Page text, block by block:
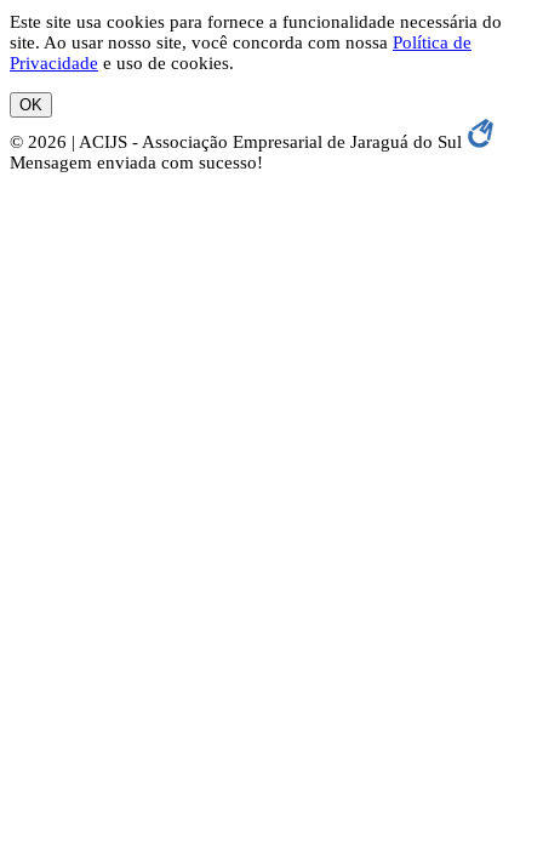
Este site usa cookies para fornece a funcionalidade necessária do
site. Ao usar nosso site, você concorda com nossa Política de
Privacidade e uso de cookies.
OK
© 2026 | ACIJS - Associação Empresarial de Jaraguá do Sul
Mensagem enviada com sucesso!